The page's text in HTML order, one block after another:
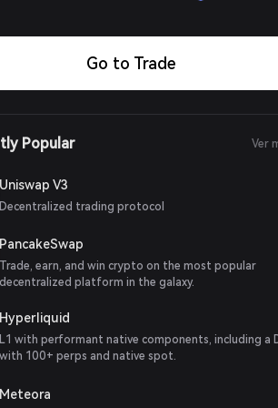
Go to Trade
Popular Ver
Uniswap V3
Decentralized trading protocol
PancakeSwap
Trade, earn, and win crypto on the most popular
decentralized platform in the galaxy.
Hyperliquid
L1 with performant native components, including a
with 100+ perps and native spot.
Meteora